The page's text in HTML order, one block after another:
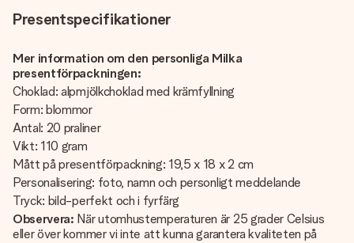
Presentspecifikationer
Mer information om den personliga Milka
presentförpackningen:
Choklad: alpmjölkchoklad med krämfyllning
Form: blommor
Antal: 20 praliner
Vikt: 110 gram
Mått på presentförpackning: 19,5 x 18 x 2 cm
Personalisering: foto, namn och personligt meddelande
Tryck: bild-perfekt och i fyrfärg
Observera: När utomhustemperaturen är 25 grader Celsius
eller över kommer vi inte att kunna garantera kvaliteten på